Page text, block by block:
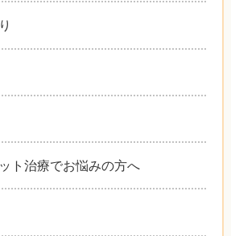
ト治療でお悩みの方へ